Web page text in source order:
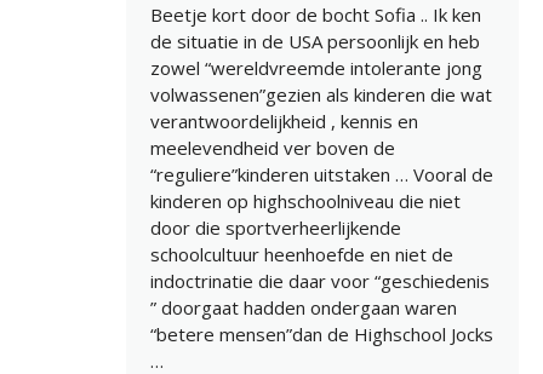
Beetje kort door de bocht Sofia .. Ik ken
de situatie in de USA persoonlijk en heb
zowel “wereldvreemde intolerante jong
volwassenen”gezien als kinderen die wat
verantwoordelijkheid , kennis en
meelevendheid ver boven de
“reguliere”kinderen uitstaken … Vooral de
kinderen op highschoolniveau die niet
door die sportverheerlijkende
schoolcultuur heenhoefde en niet de
indoctrinatie die daar voor “geschiedenis
” doorgaat hadden ondergaan waren
“betere mensen”dan de Highschool Jocks
…